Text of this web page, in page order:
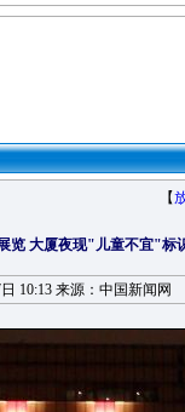
【
览 大厦夜现"儿童不宜"标
10:13 来源：中国新闻网